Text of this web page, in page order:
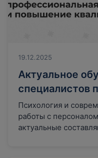
19.12.2025
Актуальное
специалистов
персоналом
февраля 2026!
Психология и
работы с
актуальные